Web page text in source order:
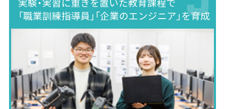
「職業訓練指導員」「企業のエンジニア」を育成